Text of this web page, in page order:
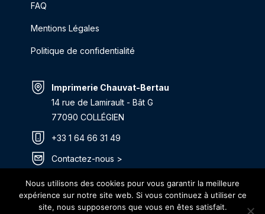
FAQ
Mentions Légales
Politique de confidentialité
Imprimerie Chauvat-Bertau
14 rue de Lamirault - Bât G
77090 COLLÉGIEN
+33 1 64 66 31 49
Contactez-nous >
Itinéraire >
Nous utilisons des cookies pour vous garantir la meilleure
expérience sur notre site web. Si vous continuez à utiliser ce
site, nous supposerons que vous en êtes satisfait.